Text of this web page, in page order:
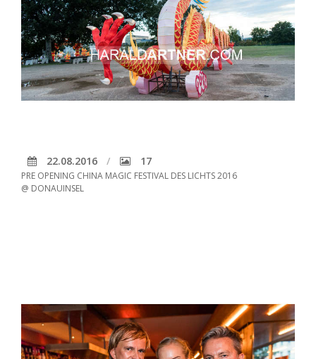
22.08.2016 17
PRE OPENING CHINA MAGIC FESTIVAL DES LICHTS 2016
@ DONAUINSEL